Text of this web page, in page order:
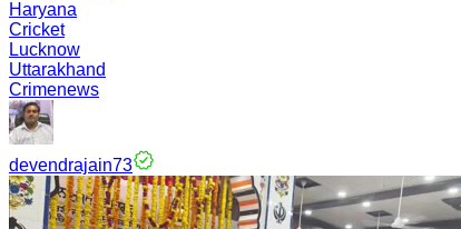
Haryana
Cricket
Lucknow
Uttarakhand
Crimenews
devendrajain73